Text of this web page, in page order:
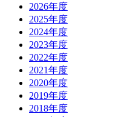
2026年度
2025年度
2024年度
2023年度
2022年度
2021年度
2020年度
2019年度
2018年度